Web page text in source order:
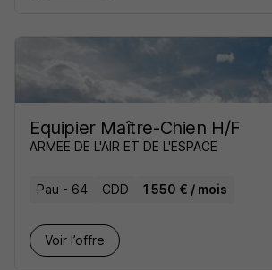
Equipier Maître-Chien H/F
ARMEE DE L'AIR ET DE L'ESPACE
Pau - 64 CDD 1 550 € / mois
Voir l’offre